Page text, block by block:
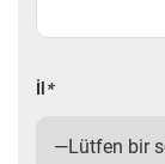
İl *